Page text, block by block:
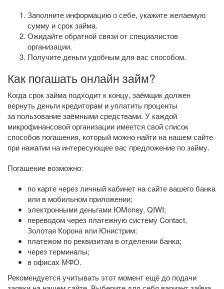
Заполните информацию о себе, укажите желаемую
сумму и срок займа.
Ожидайте обратной связи от специалистов
организации.
Получите деньги удобным для вас способом.
Как погашать онлайн займ?
Когда срок займа подходит к концу, заёмщик должен
вернуть деньги кредиторам и уплатить проценты
за пользование заёмными средствами. У каждой
микрофинансовой организации имеется свой список
способов погашения, который можно найти на нашем сайте
при нажатии на интересующее вас предложение по займу.
Погашение возможно:
по карте через личный кабинет на сайте вашего банка
или в мобильном приложении;
электронными деньгами ЮMoney, QIWI;
переводом через платежную систему Contact,
Золотая Корона или Юнистрим;
платежом по реквизитам в отделении банка;
через терминалы;
в офисах МФО.
Рекомендуется учитывать этот момент ещё до подачи